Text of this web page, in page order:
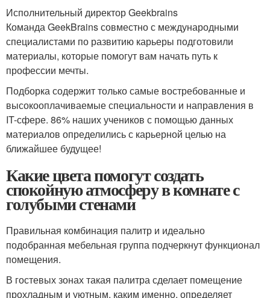
Исполнительный директор Geekbrains
Команда GeekBrains совместно с международными
специалистами по развитию карьеры подготовили
материалы, которые помогут вам начать путь к
профессии мечты.
Подборка содержит только самые востребованные и
высокооплачиваемые специальности и направления в
IT-сфере. 86% наших учеников с помощью данных
материалов определились с карьерной целью на
ближайшее будущее!
Какие цвета помогут создать
спокойную атмосферу в комнате с
голубыми стенами
Правильная комбинация палитр и идеально
подобранная мебельная группа подчеркнут функционал
помещения.
В гостевых зонах такая палитра сделает помещение
прохладным и уютным, каким именно, определяет